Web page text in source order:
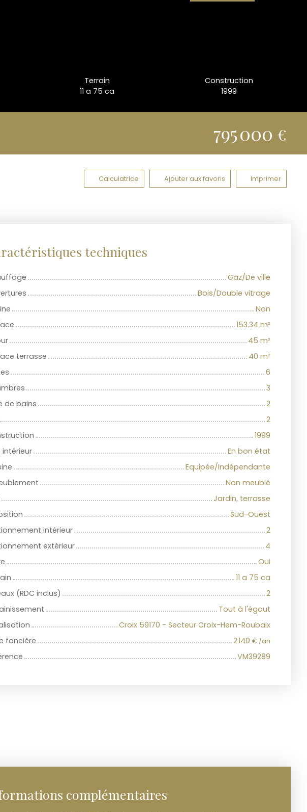
Terrain
11 a 75 ca
Construction
1999
795 000 €
Calculatrice Ajouter aux favoris Imprimer
techniques
Gaz/De ville
Bois/Double vitrage
Non
153.34 m²
45 m²
terrasse
40 m²
6
3
de bains
2
2
1999
intérieur
En bon état
Equipée/Indépendante
Non meublé
Jardin, terrasse
Sud-Ouest
intérieur
2
extérieur
4
Oui
11 a 75 ca
(RDC inclus)
2
Tout à l'égout
Croix 59170 - Secteur Croix-Hem-Roubaix
foncière
2 140 € /an
VM39289
complémentaires